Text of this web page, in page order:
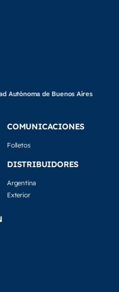
Autónoma de Buenos Aires
COMUNICACIONES
Folletos
DISTRIBUIDORES
Argentina
Exterior